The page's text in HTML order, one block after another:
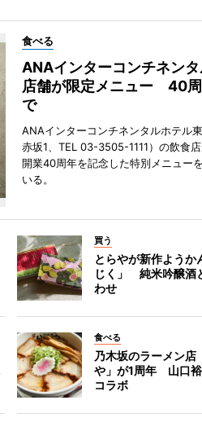
食べる
ANAインターコンチネン
店舗が限定メニュー 40
で
ANAインターコンチネンタルホテル
赤坂1、TEL 03-3505-1111）の飲食店
開業40周年を記念した特別メニュー
いる。
買う
とらやが新作ようか
じく」 純米吟醸酒
わせ
食べる
乃木坂のラーメン店
や」が1周年 山口裕
コラボ